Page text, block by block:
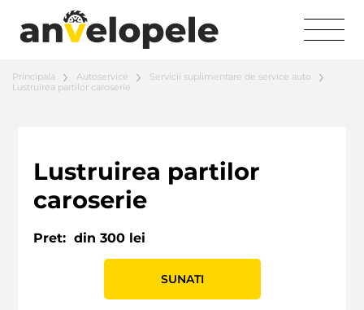
Principala Autoservice
Servicii suplimentare de service auto
Lustruirea partilor caroserie
Lustruirea partilor
caroserie
Pret: din 300 lei
SUNATI